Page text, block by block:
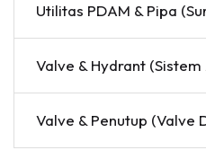
Utilitas PDAM & Pipa
Valve & Hydrant (Sistem
Valve & Penutup (Valve